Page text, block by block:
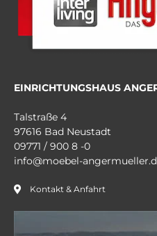
EINRICHTUNGSHAUS
Talstraße 4
97616 Bad Neustadt
09771 / 900 8 -0
info@moebel-
Kontakt & Anfahrt